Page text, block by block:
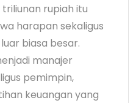
rupiah itu
harapan sekaligus
biasa besar.
manajer
pemimpin,
keuangan yang